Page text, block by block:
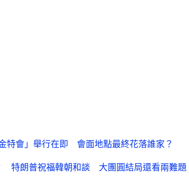
金特會」舉行在即 會面地點最終花落誰家？
特朗普祝福韓朝和談 大團圓結局還看兩難題